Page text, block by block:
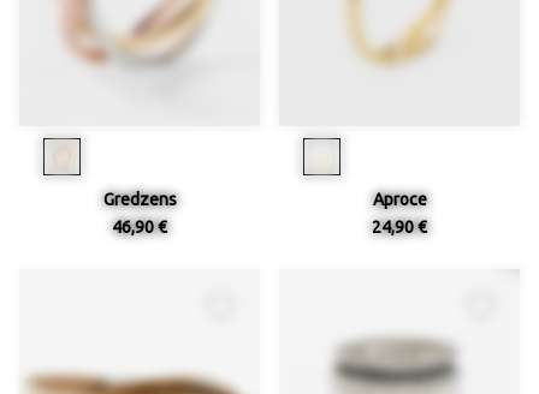
Gredzens
46,90 €
Aproce
24,90 €